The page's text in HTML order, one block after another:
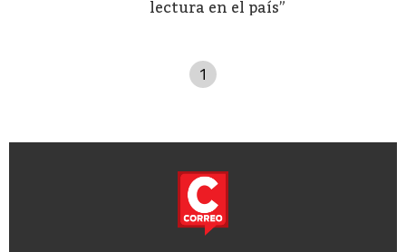
lectura en el país”
1